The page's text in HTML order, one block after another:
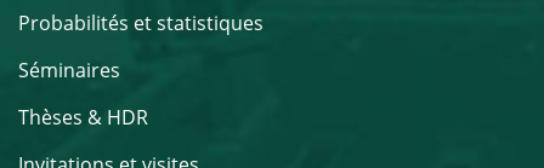
Probabilités et statistiques
Séminaires
Thèses & HDR